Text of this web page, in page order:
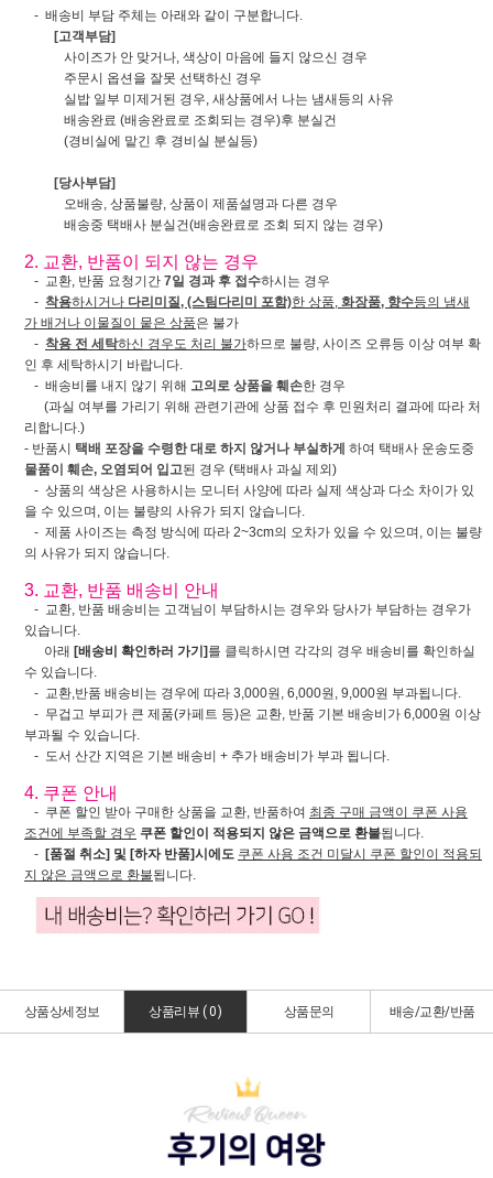
- 배송비 부담 주체는 아래와 같이 구분합니다.
[고객부담]
사이즈가 안 맞거나, 색상이 마음에 들지 않으신 경우
주문시 옵션을 잘못 선택하신 경우
실밥 일부 미제거된 경우, 새상품에서 나는 냄새등의 사유
배송완료 (배송완료로 조회되는 경우)후 분실건
(경비실에 맡긴 후 경비실 분실등)
[당사부담]
오배송, 상품불량, 상품이 제품설명과 다른 경우
배송중 택배사 분실건(배송완료로 조회 되지 않는 경우)
2. 교환, 반품이 되지 않는 경우
- 교환, 반품 요청기간 7일 경과 후 접수하시는 경우
- 착용하시거나 다리미질, (스팀다리미 포함)한 상품, 화장품, 향수등의 냄새
가 배거나 이물질이 뭍은 상품은 불가
- 착용 전 세탁하신 경우도 처리 불가하므로 불량, 사이즈 오류등 이상 여부 확
인 후 세탁하시기 바랍니다.
- 배송비를 내지 않기 위해 고의로 상품을 훼손한 경우
(과실 여부를 가리기 위해 관련기관에 상품 접수 후 민원처리 결과에 따라 처
리합니다.)
- 반품시 택배 포장을 수령한 대로 하지 않거나 부실하게 하여 택배사 운송도중
물품이 훼손, 오염되어 입고된 경우 (택배사 과실 제외)
- 상품의 색상은 사용하시는 모니터 사양에 따라 실제 색상과 다소 차이가 있
을 수 있으며, 이는 불량의 사유가 되지 않습니다.
- 제품 사이즈는 측정 방식에 따라 2~3cm의 오차가 있을 수 있으며, 이는 불량
의 사유가 되지 않습니다.
3. 교환, 반품 배송비 안내
- 교환, 반품 배송비는 고객님이 부담하시는 경우와 당사가 부담하는 경우가
있습니다.
아래 [배송비 확인하러 가기] 를 클릭하시면 각각의 경우 배송비를 확인하실
수 있습니다.
- 교환,반품 배송비는 경우에 따라 3,000원, 6,000원, 9,000원 부과됩니다.
- 무겁고 부피가 큰 제품(카페트 등)은 교환, 반품 기본 배송비가 6,000원 이상
부과될 수 있습니다.
- 도서 산간 지역은 기본 배송비 + 추가 배송비가 부과 됩니다.
4. 쿠폰 안내
- 쿠폰 할인 받아 구매한 상품을 교환, 반품하여 최종 구매 금액이 쿠폰 사용
조건에 부족할 경우 쿠폰 할인이 적용되지 않은 금액으로 환불됩니다.
- [품절 취소] 및 [하자 반품]시에도 쿠폰 사용 조건 미달시 쿠폰 할인이 적용되
지 않은 금액으로 환불됩니다.
상품상세정보 상품리뷰 ( 0) 상품문의 배송/교환/반품